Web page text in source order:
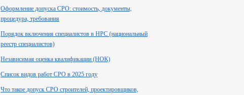
Оформление допуска СРО: стоимость, документы,
процедура, требования
Порядок включения специалистов в НРС (национальный
реестр специалистов)
Независимая оценка квалификации (НОК)
Список видов работ СРО в 2025 году
Что такое допуск СРО строителей, проектировщиков,